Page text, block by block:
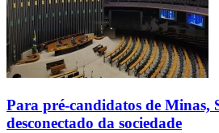
Para pré-candidatos de Minas,
desconectado da sociedade